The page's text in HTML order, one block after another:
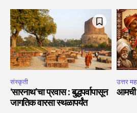
संस्कृती
‘सारनाथ’चा प्रवास : बुद्धपर्वापासून
जागतिक वारसा स्थळापर्यंत
उत्तर
आमची